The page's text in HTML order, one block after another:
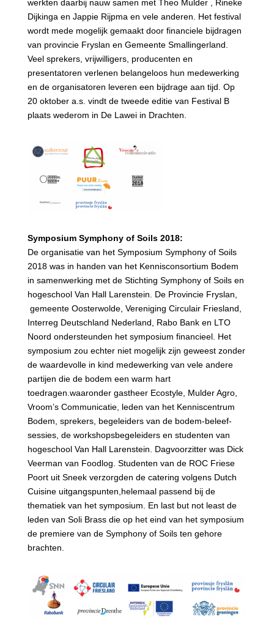
werkten daarbij nauw samen met Theo Mulder , Rineke
Dijkinga en Jappie Rijpma en vele anderen. Het festival
wordt mede mogelijk gemaakt door financiele bijdragen
van provincie Fryslan en Gemeente Smallingerland.
Veel sprekers, vrijwilligers, producenten en
presentatoren verlenen belangeloos hun medewerking
en de organisatoren leveren een bijdrage aan tijd. Op
20 oktober a.s. vindt de tweede editie van Festival B
plaats wederom in De Lawei in Drachten.
Symposium Symphony of Soils 2018:
De organisatie van het Symposium Symphony of Soils
2018 was in handen van het Kennisconsortium Bodem
in samenwerking met de Stichting Symphony of Soils en
hogeschool Van Hall Larenstein. De Provincie Fryslan,
gemeente Oosterwolde, Vereniging Circulair Friesland,
Interreg Deutschland Nederland, Rabo Bank en LTO
Noord ondersteunden het symposium financieel. Het
symposium zou echter niet mogelijk zijn geweest zonder
de waardevolle in kind medewerking van vele andere
partijen die de bodem een warm hart
toedragen.waaronder gastheer Ecostyle, Mulder Agro,
Vroom’s Communicatie, leden van het Kenniscentrum
Bodem, sprekers, begeleiders van de bodem-beleef-
sessies, de workshopsbegeleiders en studenten van
hogeschool Van Hall Larenstein. Dagvoorzitter was Dick
Veerman van Foodlog. Studenten van de ROC Friese
Poort uit Sneek verzorgden de catering volgens Dutch
Cuisine uitgangspunten,helemaal passend bij de
thematiek van het symposium. En last but not least de
leden van Soli Brass die op het eind van het symposium
de premiere van de Symphony of Soils ten gehore
brachten.